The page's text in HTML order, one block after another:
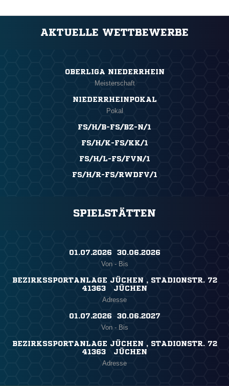
AKTUELLE WETTBEWERBE
OBERLIGA NIEDERRHEIN
Meisterschaft
NIEDERRHEINPOKAL
Pokal
FS/H/B-FS/BZ-N/1
FS/H/K-FS/KK/1
FS/H/L-FS/FVN/1
FS/H/R-FS/RWDFV/1
SPIELSTÄTTEN
01.07.2026 ​ 30.06.2026
Von - Bis
BEZIRKSSPORTANLAGE JÜCHEN , STADIONSTR. 72
41363 JÜCHEN
Adresse
01.07.2026 ​ 30.06.2027
Von - Bis
BEZIRKSSPORTANLAGE JÜCHEN , STADIONSTR. 72
41363 JÜCHEN
Adresse